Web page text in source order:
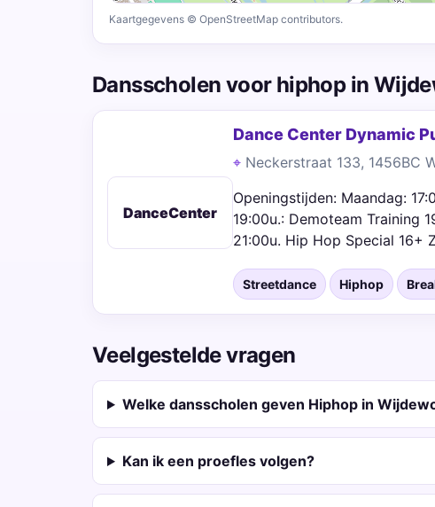
Kaartgegevens © OpenStreetMap contributors.
Dansscholen voor hiphop in
DanceCenter
Dance Center Dynamic
Neckerstraat 133, 1456BC
Openingstijden: Maandag:
19:00u.: Demoteam Training
21:00u. Hip Hop Special 16+
Streetdance Hiphop
Veelgestelde vragen
Welke dansscholen geven Hiphop in
Kan ik een proefles volgen?